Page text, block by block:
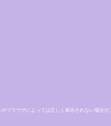
やブラウザによっては正しく表示されない場合が